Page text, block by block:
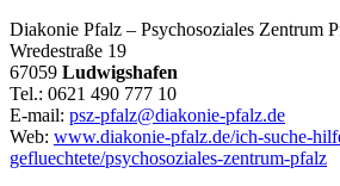
Diakonie Pfalz – Psychosoziales Zentrum
Wredestraße 19
67059 Ludwigshafen
Tel.: 0621 490 777 10
E-mail: psz-pfalz@diakonie-pfalz.de
Web: www.diakonie-pfalz.de/ich-suche-
gefluechtete/psychosoziales-zentrum-pfalz